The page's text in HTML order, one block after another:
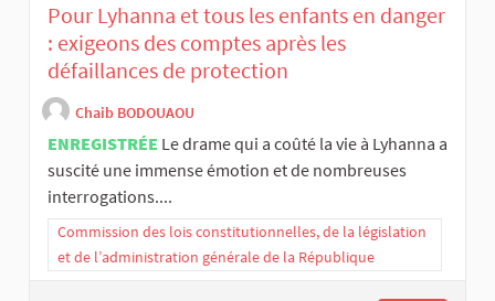
Pour Lyhanna et tous les enfants en danger
: exigeons des comptes après les
défaillances de protection
Chaib BODOUAOU
ENREGISTRÉE Le drame qui a coûté la vie à Lyhanna a
suscité une immense émotion et de nombreuses
interrogations....
Commission des lois constitutionnelles, de la législation
et de l’administration générale de la République